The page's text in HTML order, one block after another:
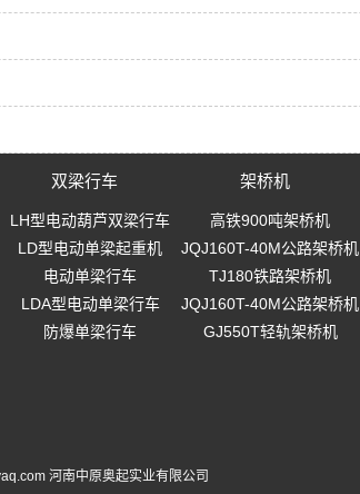
双梁行车
LH型电动葫芦双梁行车
LD型电动单梁起重机
电动单梁行车
LDA型电动单梁行车
防爆单梁行车
架桥机
高铁900吨架桥机
JQJ160T-40M公路架桥机
TJ180铁路架桥机
JQJ160T-40M公路架桥机
GJ550T轻轨架桥机
河南中原奥起实业有限公司